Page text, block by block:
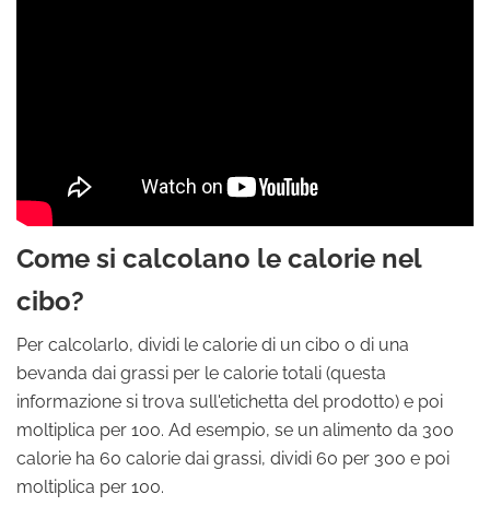
Come si calcolano le calorie nel
cibo?
Per calcolarlo, dividi le calorie di un cibo o di una
bevanda dai grassi per le calorie totali (questa
informazione si trova sull'etichetta del prodotto) e poi
moltiplica per 100. Ad esempio, se un alimento da 300
calorie ha 60 calorie dai grassi, dividi 60 per 300 e poi
moltiplica per 100.